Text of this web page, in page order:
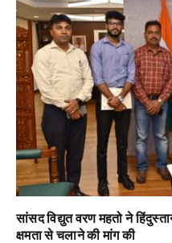
सांसद विद्युत वरण महतो ने
क्षमता से चलाने की मांग की